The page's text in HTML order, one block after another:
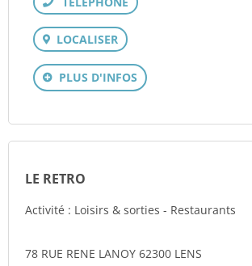
Téléphone
LOCALISER
PLUS D'INFOS
LE RETRO
Activité : Loisirs & sorties - Restaurants
78 RUE RENE LANOY 62300 LENS